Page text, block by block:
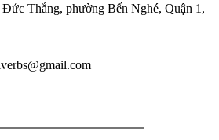
Đức Thắng, phường Bến Nghé, Quận 1,